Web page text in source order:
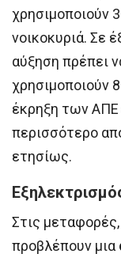
χρησιμοποιούν
νοικοκυριά. Σε
αύξηση πρέπει
χρησιμοποιούν
έκρηξη των ΑΠΕ
περισσότερο
ετησίως.
Στις
προβλέπουν μια